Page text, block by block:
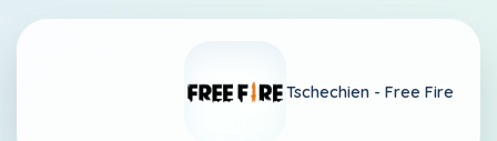
Tschechien - Free Fire